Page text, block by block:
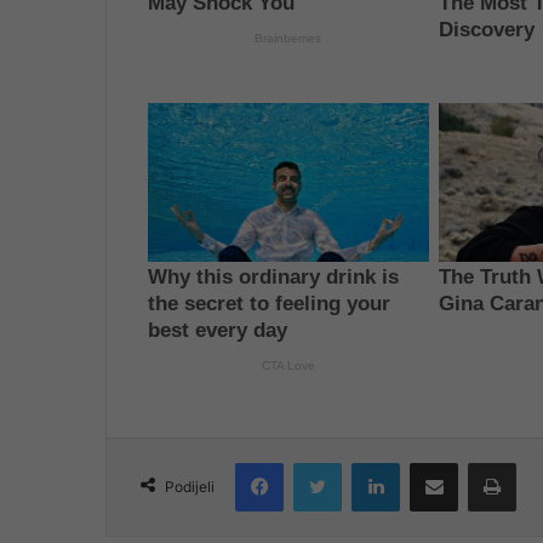
Podijeli
FacebookTwitter LinkedInShare via Email